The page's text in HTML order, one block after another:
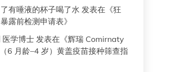
有唾液的杯子喝了水 发表在《狂
露前检测申请表》
医学博士 发表在《辉瑞 Comirnaty
6 月龄–4 岁）黄盖疫苗接种筛查指